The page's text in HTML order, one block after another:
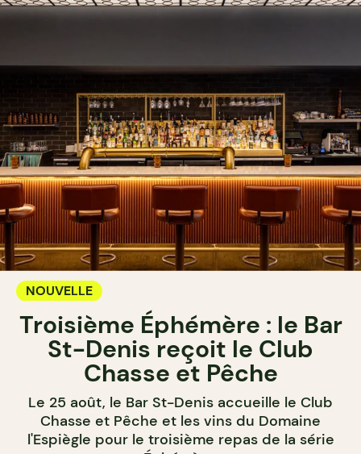
NOUVELLE
Troisième Éphémère : le Bar
St-Denis reçoit le Club
Chasse et Pêche
Le 25 août, le Bar St-Denis accueille le Club
Chasse et Pêche et les vins du Domaine
l'Espiègle pour le troisième repas de la série